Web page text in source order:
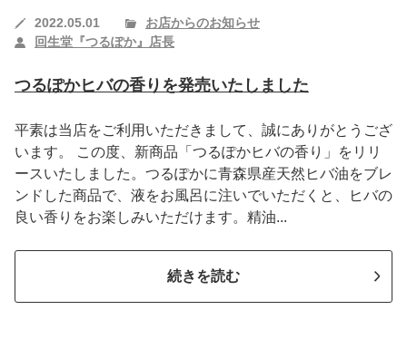
2022.05.01
お店からのお知らせ
回生堂『つるぽか』店長
つるぽかヒバの香りを発売いたしました
平素は当店をご利用いただきまして、誠にありがとうござ
います。 この度、新商品「つるぽかヒバの香り」をリリ
ースいたしました。つるぽかに青森県産天然ヒバ油をブレ
ンドした商品で、液をお風呂に注いでいただくと、ヒバの
良い香りをお楽しみいただけます。精油...
続きを読む